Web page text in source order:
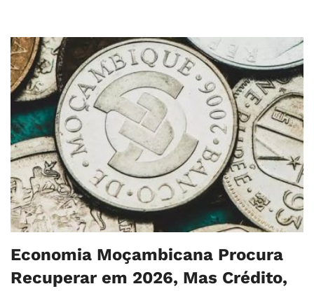
Economia Moçambicana Procura
Recuperar em 2026, Mas Crédito,